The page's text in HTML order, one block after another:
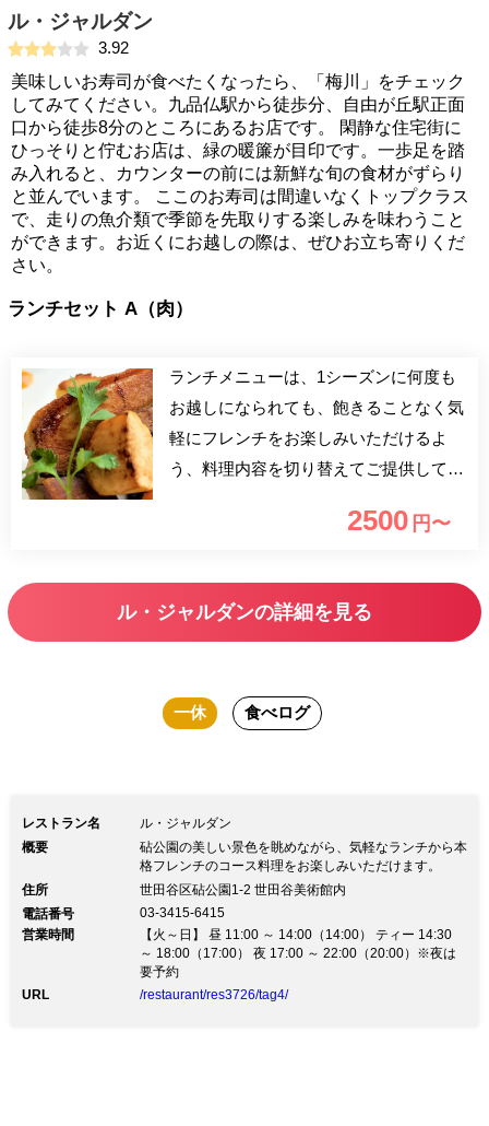
ル・ジャルダン
3.92
美味しいお寿司が食べたくなったら、「梅川」をチェック
してみてください。九品仏駅から徒歩分、自由が丘駅正面
口から徒歩8分のところにあるお店です。 閑静な住宅街に
ひっそりと佇むお店は、緑の暖簾が目印です。一歩足を踏
み入れると、カウンターの前には新鮮な旬の食材がずらり
と並んでいます。 ここのお寿司は間違いなくトップクラス
で、走りの魚介類で季節を先取りする楽しみを味わうこと
ができます。お近くにお越しの際は、ぜひお立ち寄りくだ
さい。
ランチセット A（肉）
ランチメニューは、1シーズンに何度も
お越しになられても、飽きることなく気
軽にフレンチをお楽しみいただけるよ
う、料理内容を切り替えてご提供してお
2500 円〜
ル・ジャルダンの詳細を見る
一休 食べログ
レストラン名
ル・ジャルダン
概要
砧公園の美しい景色を眺めながら、気軽なランチから本
格フレンチのコース料理をお楽しみいただけます。
住所
世田谷区砧公園1-2 世田谷美術館内
電話番号
03-3415-6415
営業時間
【火～日】 昼 11:00 ～ 14:00（14:00） ティー 14:30
～ 18:00（17:00） 夜 17:00 ～ 22:00（20:00）※夜は
要予約
URL
/restaurant/res3726/tag4/